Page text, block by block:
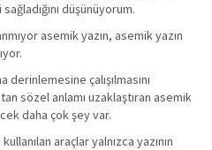
düşünüyorum.
asemik yazın, asemik yazın
derinlemesine çalışılmasını
sözel anlamı uzaklaştıran asemik
daha çok şey var.
araçlar yalnızca yazının